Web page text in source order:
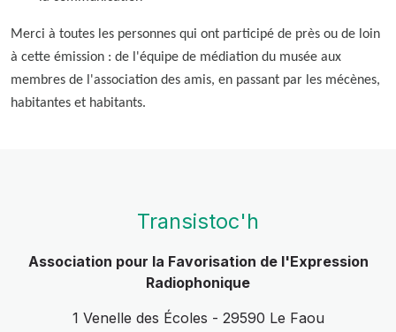
Merci à toutes les personnes qui ont participé de près ou de loin
à cette émission : de l'équipe de médiation du musée aux
membres de l'association des amis, en passant par les mécènes,
habitantes et habitants.
Transistoc'h
Association pour la Favorisation de l'Expression
Radiophonique
1 Venelle des Écoles - 29590 Le Faou